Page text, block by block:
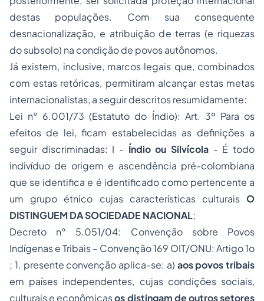
destas populações. Com sua consequente
desnacionalização, e atribuição de terras (e riquezas
do subsolo) na condição de povos autônomos.
Já existem, inclusive, marcos legais que, combinados
com estas retóricas, permitiram alcançar estas metas
internacionalistas, a seguir descritos resumidamente:
Lei n° 6.001/73 (Estatuto do Índio): Art. 3º Para os
efeitos de lei, ficam estabelecidas as definições a
seguir discriminadas: I - Índio ou Silvícola - É todo
indivíduo de origem e ascendência pré-colombiana
que se identifica e é identificado como pertencente a
um grupo étnico cujas características culturais O
DISTINGUEM DA SOCIEDADE NACIONAL;
Decreto n° 5.051/04: Convenção sobre Povos
Indígenas e Tribais – Convenção 169 OIT/ONU: Artigo 1o
; 1. presente convenção aplica-se: a) aos povos tribais
em países independentes, cujas condições sociais,
culturais e econômicasos distingam de outros setores